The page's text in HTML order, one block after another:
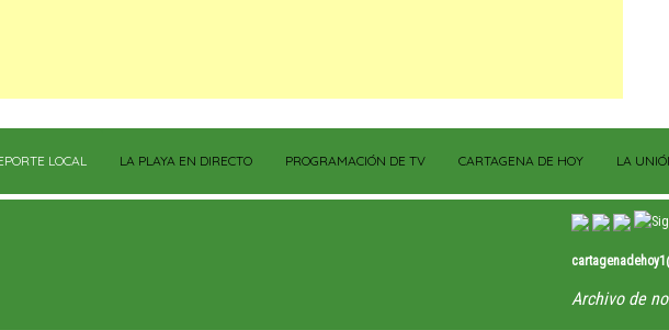
LOCAL LA PLAYA EN DIRECTO PROGRAMACIÓN DE TV CARTAGENA DE HOY LA
Archivo de